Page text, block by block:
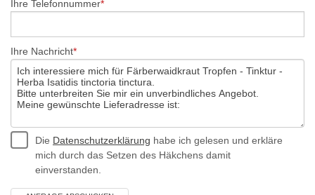
Ihre Telefonnummer
Ihre Nachricht
Die Datenschutzerklärung habe ich gelesen und erkläre
mich durch das Setzen des Häkchens damit
einverstanden.